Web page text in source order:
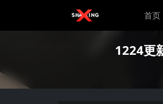
首页
1224更